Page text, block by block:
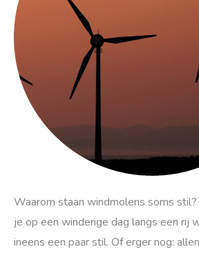
Waarom staan windmolens soms
je op een winderige dag langs een rij
ineens een paar stil. Of erger nog: